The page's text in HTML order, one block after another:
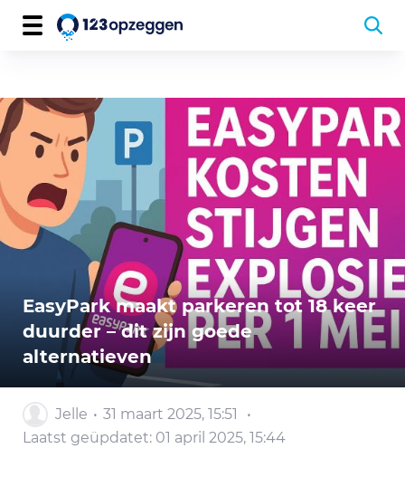
EasyPark maakt parkeren tot 18 keer
duurder – dit zijn goede
alternatieven
Jelle
31 maart 2025, 15:51
Laatst geüpdatet: 01 april 2025, 15:44